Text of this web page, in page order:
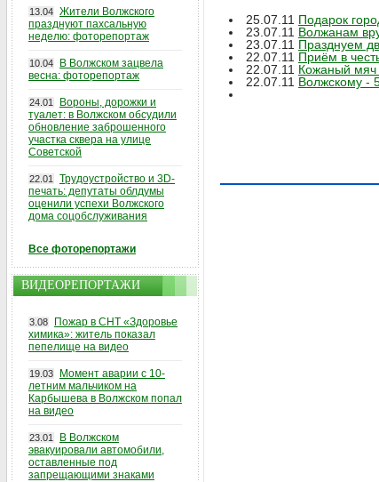
25.07.11 Подарок
23.07.11 Волжанам
23.07.11 Празднуем
22.07.11 Приём в
22.07.11 Кожаный мяч
22.07.11 Волжскому -
13.04 Жители Волжского
празднуют пахсальную
неделю: фоторепортаж
10.04
В Волжском зацвела
весна: фоторепортаж
24.01
Вороны, дорожки и
туалет: в Волжском обсудили
обновление заброшенного
участка сквера на улице
Советской
22.01
Трудоустройство и 3D-
печать: депутаты облдумы
оценили успехи Волжского
дома соцобслуживания
Все фоторепортажи
ВИДЕОРЕПОРТАЖИ
3.08
Пожар в СНТ «Здоровье
химика»: житель показал
пепелище на видео
19.03
Момент аварии с 10-
летним мальчиком на
Карбышева в Волжском попал
на видео
23.01
В Волжском
эвакуировали автомобили,
оставленные под
запрещающими знаками